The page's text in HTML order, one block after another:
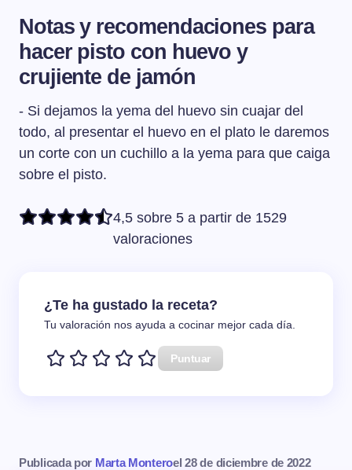
con cualquier verdura en función de las que haya en la
huerta según la temporada.
Notas y recomendaciones para
hacer pisto con huevo y
crujiente de jamón
- Si dejamos la yema del huevo sin cuajar del
todo, al presentar el huevo en el plato le daremos
un corte con un cuchillo a la yema para que caiga
sobre el pisto.
4,5 sobre 5 a partir de 1529
valoraciones
¿Te ha gustado la receta?
Tu valoración nos ayuda a cocinar mejor cada día.
Puntuar
Publicada por Marta Monteroel 28 de diciembre de 2022